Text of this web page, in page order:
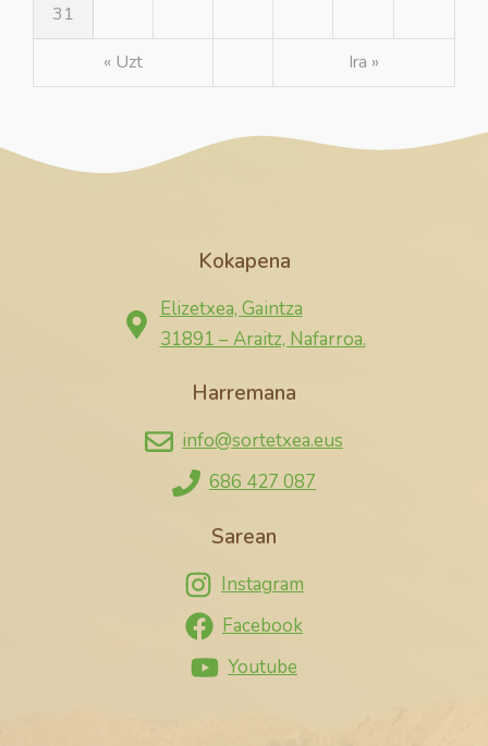
31
« Uzt
Ira »
Kokapena
Elizetxea, Gaintza
31891 – Araitz, Nafarroa.
Harremana
info@sortetxea.eus
686 427 087
Sarean
Instagram
Facebook
Youtube